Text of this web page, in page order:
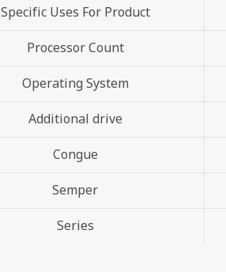
Specific Uses For Product
Processor Count
Operating System
Additional drive
Congue
Semper
Series